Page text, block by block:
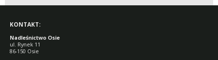
KONTAKT:
Nadleśnictwo Osie
ul. Rynek 11
86-150 Osie